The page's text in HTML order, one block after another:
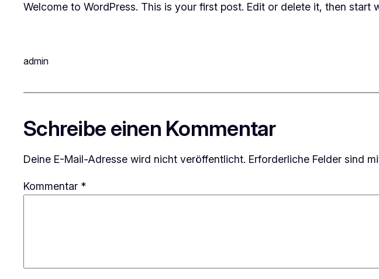
Welcome to WordPress. This is your first post. Edit or delete it, then start
admin
Schreibe einen Kommentar
Deine E-Mail-Adresse wird nicht veröffentlicht. Erforderliche Felder sind
Kommentar *